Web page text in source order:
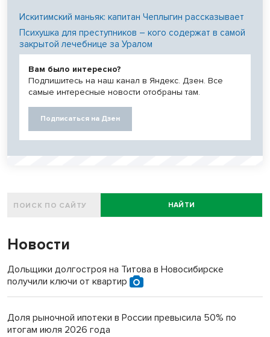
Искитимский маньяк: капитан Чеплыгин рассказывает
Психушка для преступников – кого содержат в самой
закрытой лечебнице за Уралом
Вам было интересно?
Подпишитесь на наш канал в Яндекс. Дзен. Все
самые интересные новости отобраны там.
Подписаться на Дзен
НАЙТИ
Новости
Дольщики долгостроя на Титова в Новосибирске
получили ключи от квартир
Доля рыночной ипотеки в России превысила 50% по
итогам июля 2026 года